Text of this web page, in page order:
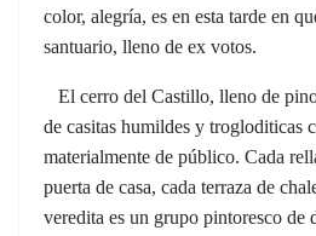
color, alegría, es en esta tarde en
santuario, lleno de ex votos.
El cerro del Castillo, lleno de
de casitas humildes y trogloditicas
materialmente de público. Cada
puerta de casa, cada terraza de
veredita es un grupo pintoresco de